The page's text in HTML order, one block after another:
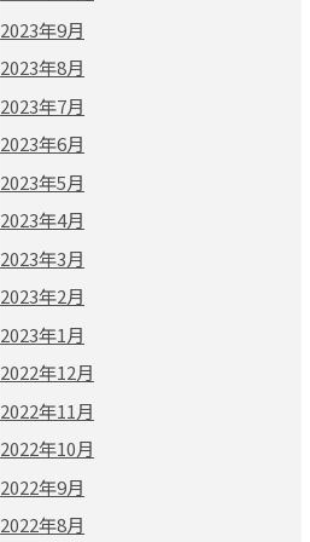
2023年9月
2023年8月
2023年7月
2023年6月
2023年5月
2023年4月
2023年3月
2023年2月
2023年1月
2022年12月
2022年11月
2022年10月
2022年9月
2022年8月